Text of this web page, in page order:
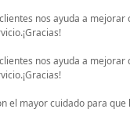
nos ayuda a mejorar
nos ayuda a mejorar
el mayor cuidado para